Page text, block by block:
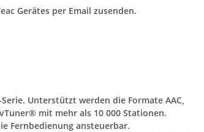
Gerätes per Email zusenden.
Unterstützt werden die Formate AAC,
mit mehr als 10 000 Stationen.
Fernbedienung ansteuerbar.